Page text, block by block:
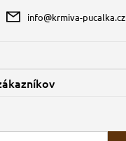
info@krmiva-pucalka.cz
Kbely
máme zatvorené